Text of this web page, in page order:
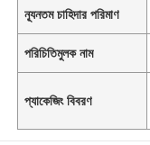
ন্যূনতম চাহিদার পরিমাণ
পরিচিতিমুলক নাম
প্যাকেজিং বিবরণ